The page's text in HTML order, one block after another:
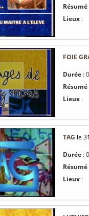
Résumé
Lieux :
FOIE
Durée :
Résumé
Lieux :
TAG le
Durée :
Résumé
Lieux :